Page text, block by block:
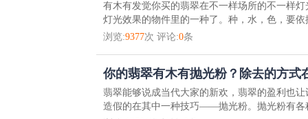
有木有发觉你买的翡翠在不一样场所的不一样
灯光效果的物件里的一种了。种，水，色，要
浏览:9377次 评论:0条
你的翡翠有木有抛光粉？除去的方式
翡翠能够说成当代大家的新欢，翡翠的盈利也
造假的在其中一种技巧——抛光粉。抛光粉有各